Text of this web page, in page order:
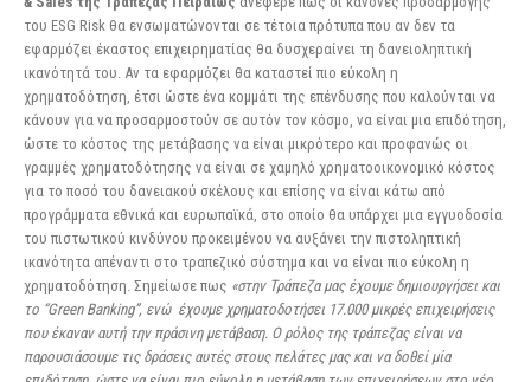
του ESG Risk θα ενσωματώνονται σε τέτοια πρότυπα που αν δεν τα
εφαρμόζει έκαστος επιχειρηματίας θα δυσχεραίνει τη δανειοληπτική
ικανότητά του. Αν τα εφαρμόζει θα καταστεί πιο εύκολη η
χρηματοδότηση, έτσι ώστε ένα κομμάτι της επένδυσης που καλούνται να
κάνουν για να προσαρμοστούν σε αυτόν τον κόσμο, να είναι μια επιδότηση,
ώστε το κόστος της μετάβασης να είναι μικρότερο και προφανώς οι
γραμμές χρηματοδότησης να είναι σε χαμηλό χρηματοοικονομικό κόστος
για το ποσό του δανειακού σκέλους και επίσης να είναι κάτω από
προγράμματα εθνικά και ευρωπαϊκά, στο οποίο θα υπάρχει μια εγγυοδοσία
του πιστωτικού κινδύνου προκειμένου να αυξάνει την πιστοληπτική
ικανότητα απέναντι στο τραπεζικό σύστημα και να είναι πιο εύκολη η
χρηματοδότηση. Σημείωσε πως «στην Τράπεζα μας έχουμε δημιουργήσει και
το “Green Banking”, ενώ έχουμε χρηματοδοτήσει 17.000 μικρές επιχειρήσεις
που έκαναν αυτή την πράσινη μετάβαση. Ο ρόλος της τράπεζας είναι να
παρουσιάσουμε τις δράσεις αυτές στους πελάτες μας και να δοθεί μία